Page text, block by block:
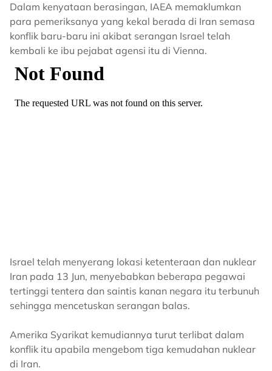
Dalam kenyataan berasingan, IAEA memaklumkan
para pemeriksanya yang kekal berada di Iran semasa
konflik baru-baru ini akibat serangan Israel telah
kembali ke ibu pejabat agensi itu di Vienna.
Israel telah menyerang lokasi ketenteraan dan nuklear
Iran pada 13 Jun, menyebabkan beberapa pegawai
tertinggi tentera dan saintis kanan negara itu terbunuh
sehingga mencetuskan serangan balas.
Amerika Syarikat kemudiannya turut terlibat dalam
konflik itu apabila mengebom tiga kemudahan nuklear
di Iran.